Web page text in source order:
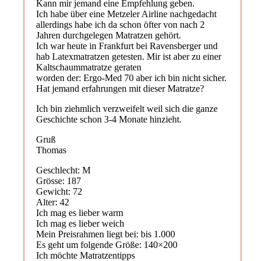
Kann mir jemand eine Empfehlung geben.
Ich habe über eine Metzeler Airline nachgedacht
allerdings habe ich da schon öfter von nach 2
Jahren durchgelegen Matratzen gehört.
Ich war heute in Frankfurt bei Ravensberger und
hab Latexmatratzen getesten. Mir ist aber zu einer
Kaltschaummatratze geraten
worden der: Ergo-Med 70 aber ich bin nicht sicher.
Hat jemand erfahrungen mit dieser Matratze?
Ich bin ziehmlich verzweifelt weil sich die ganze
Geschichte schon 3-4 Monate hinzieht.
Gruß
Thomas
Geschlecht: M
Grösse: 187
Gewicht: 72
Alter: 42
Ich mag es lieber warm
Ich mag es lieber weich
Mein Preisrahmen liegt bei: bis 1.000
Es geht um folgende Größe: 140×200
Ich möchte Matratzentipps